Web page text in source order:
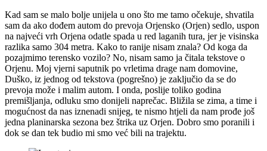
Kad sam se malo bolje unijela u ono što me tamo očekuje, shvatila
sam da ako dođem autom do prevoja Orjensko (Orjen) sedlo, uspon
na najveći vrh Orjena odatle spada u red laganih tura, jer je visinska
razlika samo 304 metra. Kako to ranije nisam znala? Od koga da
pozajmimo terensko vozilo? No, nisam samo ja čitala tekstove o
Orjenu. Moj vjerni saputnik po vrletima drage nam domovine,
Duško, iz jednog od tekstova (pogrešno) je zaključio da se do
prevoja može i malim autom. I onda, poslije toliko godina
premišljanja, odluku smo donijeli naprečac. Bližila se zima, a time i
mogućnost da nas iznenadi snijeg, te nismo htjeli da nam prođe još
jedna planinarska sezona bez štrika uz Orjen. Dobro smo poranili i
dok se dan tek budio mi smo već bili na trajektu.